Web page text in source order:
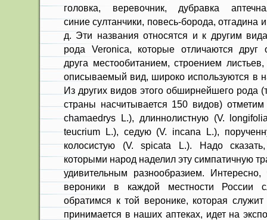
головка, веревочник, дубравка
синие султан­чики, повесь-борода, отгадина и
д. Эти названия от­носятся и к другим
рода Veronica, которые отли­чаются друг
друга местообитанием, строением
описываемый вид, широко используются в
Из других видов этого обширнейшего рода
страны насчитывается 150 видов)
chamaedrys L.), длиннолистную (V.
teucrium L.), седую (V. incana L.),
колосистую (V. spicata L.). Надо
которыми народ наделил эту симпатичную
удивительным разнообра­зием.
вероники в каж­дой местности России
обратимся к той веронике, которая
принимается в наших аптеках, идет на